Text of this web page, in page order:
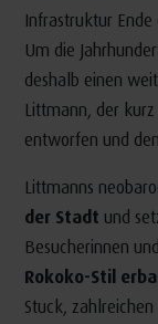
Infrastruktur Ende
Um die
deshalb einen
Littmann, der
entworfen und
Littmanns
der Stadt und
Besucherinnen
Rokoko-Stil
Stuck,